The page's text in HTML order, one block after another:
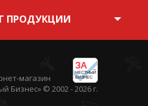
ПРОДУКЦИИ
ЗА
ЧЕСТНЫЙ
БИЗНЕС
магазин
Бизнес» © 2002 - 2026 г.